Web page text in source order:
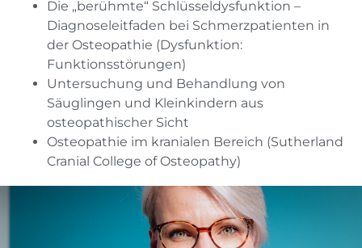
Die „berühmte“ Schlüsseldysfunktion –
Diagnoseleitfaden bei Schmerzpatienten in
der Osteopathie (Dysfunktion:
Funktionsstörungen)
Untersuchung und Behandlung von
Säuglingen und Kleinkindern aus
osteopathischer Sicht
Osteopathie im kranialen Bereich (Sutherland
Cranial College of Osteopathy)